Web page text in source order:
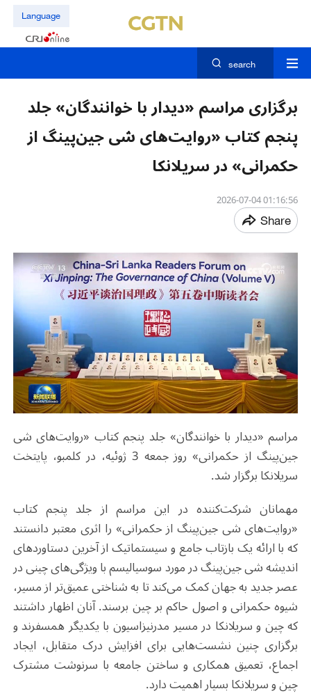
Language
search
برگزاری مراسم «دیدار با خوانندگان» جلد
پنجم کتاب «روایت‌های شی جین‌پینگ از
حکمرانی» در سریلانکا
01:16:56 2026-07-04
Share
مراسم «دیدار با خوانندگان» جلد پنجم کتاب «روایت‌های شی
جین‌پینگ از حکمرانی» روز جمعه 3 ژوئیه، در کلمبو، پایتخت
سریلانکا برگزار شد.
مهمانان شرکت‌کننده در این مراسم از جلد پنجم کتاب
«روایت‌های شی جین‌پینگ از حکمرانی» را اثری معتبر دانستند
که با ارائه یک بازتاب جامع و سیستماتیک از آخرین دستاوردهای
اندیشه شی جین‌پینگ در مورد سوسیالیسم با ویژگی‌های چینی در
عصر جدید به جهان کمک می‌کند تا به شناختی عمیق‌تر از مسیر،
شیوه حکمرانی و اصول حاکم بر چین برسند. آنان اظهار داشتند
که چین و سریلانکا در مسیر مدرنیزاسیون با یکدیگر همسفرند و
برگزاری چنین نشست‌هایی برای افزایش درک متقابل، ایجاد
اجماع، تعمیق همکاری و ساختن جامعه با سرنوشت مشترک
چین و سریلانکا بسیار اهمیت دارد.